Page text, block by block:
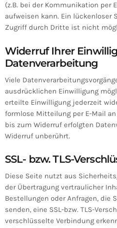
(z.B. bei der Kommunikation per
aufweisen kann. Ein lückenloser
Zugriff durch Dritte ist nicht
Widerruf Ihrer
Datenverarbeitung
Viele
ausdrücklichen Einwilligung
erteilte Einwilligung jederzeit
formlose Mitteilung per E-Mail
bis zum Widerruf erfolgten
Widerruf unberührt.
SSL- bzw. TLS-
Diese Seite nutzt aus
der Übertragung vertraulicher
Bestellungen oder Anfragen, die
senden, eine SSL-bzw. TLS-
verschlüsselte Verbindung